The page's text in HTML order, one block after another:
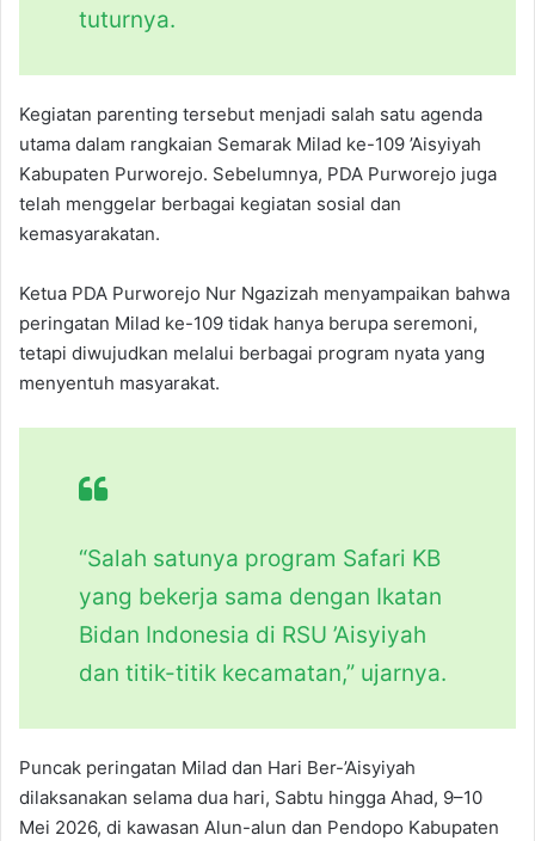
tuturnya.
Kegiatan parenting tersebut menjadi salah satu agenda
utama dalam rangkaian Semarak Milad ke-109 ’Aisyiyah
Kabupaten Purworejo. Sebelumnya, PDA Purworejo juga
telah menggelar berbagai kegiatan sosial dan
kemasyarakatan.
Ketua PDA Purworejo Nur Ngazizah menyampaikan bahwa
peringatan Milad ke-109 tidak hanya berupa seremoni,
tetapi diwujudkan melalui berbagai program nyata yang
menyentuh masyarakat.
“Salah satunya program Safari KB
yang bekerja sama dengan Ikatan
Bidan Indonesia di RSU ’Aisyiyah
dan titik-titik kecamatan,” ujarnya.
Puncak peringatan Milad dan Hari Ber-’Aisyiyah
dilaksanakan selama dua hari, Sabtu hingga Ahad, 9–10
Mei 2026, di kawasan Alun-alun dan Pendopo Kabupaten